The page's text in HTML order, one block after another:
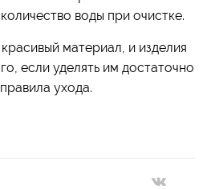
воды при очистке.
материал, и изделия
если уделять им достаточно
ухода.